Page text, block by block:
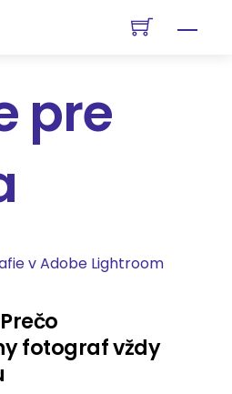
pre
fotograf vždy